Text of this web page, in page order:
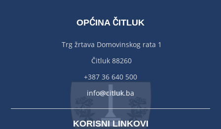
OPĆINA ČITLUK
Trg žrtava Domovinskog rata 1
Čitluk 88260
+387 36 640 500
info@citluk.ba
KORISNI LINKOVI